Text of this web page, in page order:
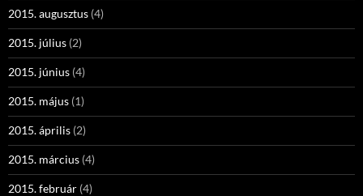
2015. augusztus (4)
2015. július (2)
2015. június (4)
2015. május (1)
2015. április (2)
2015. március (4)
2015. február (4)